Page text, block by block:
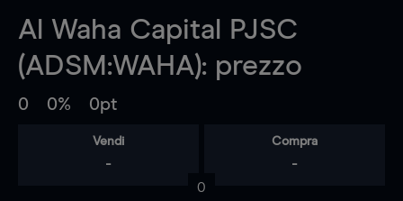
Al Waha Capital PJSC
(ADSM:WAHA): prezzo
0 0% 0pt
Vendi
-
Compra
-
0